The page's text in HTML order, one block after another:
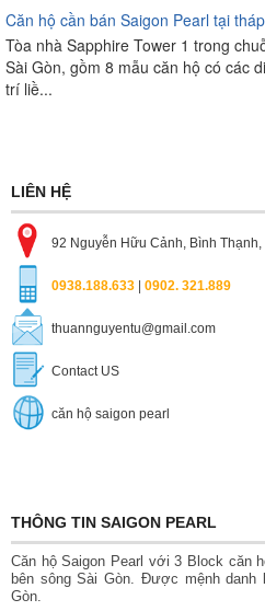
Căn hộ cần bán Saigon Pearl tại
Tòa nhà Sapphire Tower 1 trong
Sài Gòn, gồm 8 mẫu căn hộ có các
trí liề...
LIÊN HỆ
92 Nguyễn Hữu Cảnh, Bình Thạnh,
0938.188.633 | 0902. 321.889
thuannguyentu@gmail.com
Contact US
căn hộ saigon pearl
THÔNG TIN SAIGON PEARL
Căn hộ Saigon Pearl với 3 Block căn
bên sông Sài Gòn. Được mệnh
Gòn.